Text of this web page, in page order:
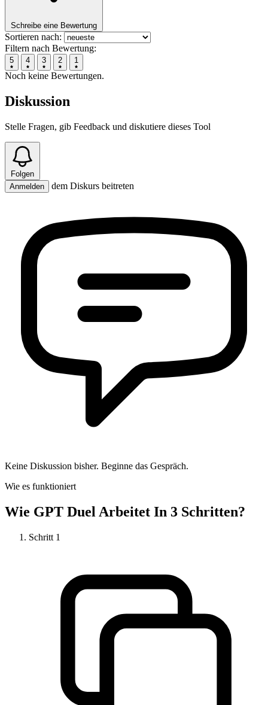
Schreibe eine Bewertung
Sortieren nach:
Filtern nach Bewertung:
5 4 3 2 1
Noch keine Bewertungen.
Diskussion
Stelle Fragen, gib Feedback und diskutiere dieses Tool
Folgen
Anmelden
dem Diskurs beitreten
Keine Diskussion bisher. Beginne das Gespräch.
Wie es funktioniert
Wie GPT Duel Arbeitet In 3 Schritten?
Schritt 1